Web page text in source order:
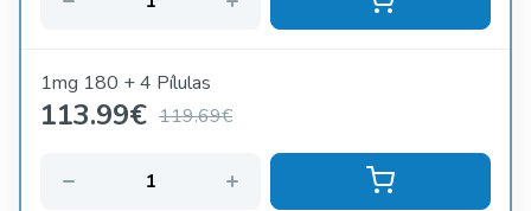
1mg 180 + 4 Pílulas
113.99€ 119.69€